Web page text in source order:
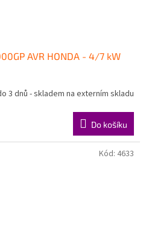
AVR HONDA - 4/7 kW
3 dnů - skladem na externím skladu
Do košíku
Kód: 4633